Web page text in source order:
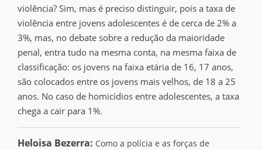
violência? Sim, mas é preciso distinguir, pois a taxa de
violência entre jovens adolescentes é de cerca de 2% a
3%, mas, no debate sobre a redução da maioridade
penal, entra tudo na mesma conta, na mesma faixa de
classificação: os jovens na faixa etária de 16, 17 anos,
são colocados entre os jovens mais velhos, de 18 a 25
anos. No caso de homicídios entre adolescentes, a taxa
chega a cair para 1%.
Heloisa Bezerra: Como a polícia e as forças de